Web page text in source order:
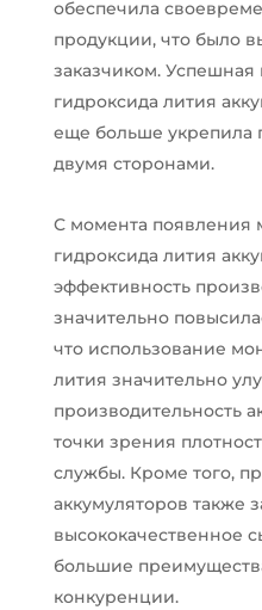
обеспечила
продукции, что было
заказчиком. Успешная
гидроксида лития
еще больше укрепила
двумя сторонами.
С момента появления
гидроксида лития
эффективность
значительно
что использование
лития значительно
производительность
точки зрения
службы. Кроме того,
аккумуляторов также
высококачественное
большие
конкуренции.